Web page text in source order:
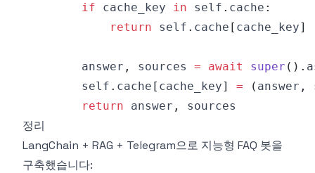
if cache_key in self . cache :
return self . cache [ cache_key]
        answer
, sources = await super ( ) .
        self
. cache [ cache_key] = ( answer ,
return answer ,
정리
LangChain + RAG + Telegram으로 지능형 FAQ 봇을
구축했습니다: